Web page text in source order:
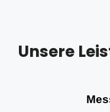
Unsere